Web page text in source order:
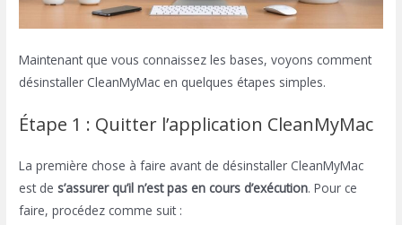
Maintenant que vous connaissez les bases, voyons comment
désinstaller CleanMyMac en quelques étapes simples.
Étape 1 : Quitter l’application CleanMyMac
La première chose à faire avant de désinstaller CleanMyMac
est des’assurer qu’il n’est pas en cours d’exécution. Pour ce
faire, procédez comme suit :